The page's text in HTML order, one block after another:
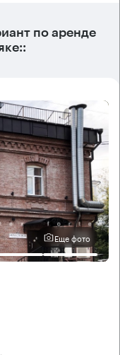
по аренде
Еще фото